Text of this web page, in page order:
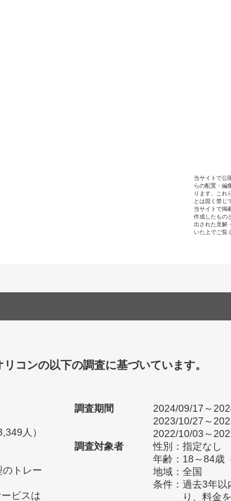
当サイトで公
らの配置・編
ります。これ
とは固く禁じ
当サイトで掲
作成したもの
出された見解
いた上でご覧
コンの以下の調査に基づいています。
人）
トレー
ビスは
調査期間
2024/09/17～
2023/10/27～
2022/10/03～
調査対象者
性別：指定なし
年齢：18～84歳
地域：全国
条件：過去3年以
り、料金